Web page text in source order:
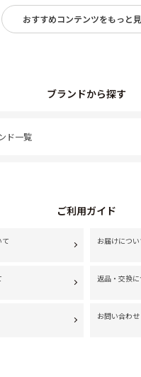
おすすめコンテンツをもっと
ブランドから探す
ド一覧
ご利用ガイド
お届けについ
返品・交換
お問い合わせ